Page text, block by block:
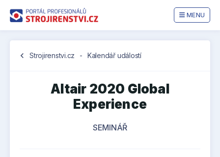
MENU
chevron_left Strojirenstvi.cz - Kalendář událostí
Altair 2020 Global
Experience
SEMINÁŘ